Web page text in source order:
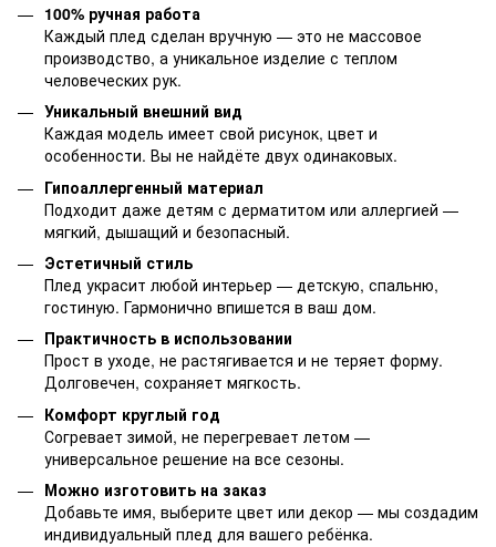
100% ручная работа
Каждый плед сделан вручную — это не массовое
производство, а уникальное изделие с теплом
человеческих рук.
Уникальный внешний вид
Каждая модель имеет свой рисунок, цвет и
особенности. Вы не найдёте двух одинаковых.
Гипоаллергенный материал
Подходит даже детям с дерматитом или аллергией —
мягкий, дышащий и безопасный.
Эстетичный стиль
Плед украсит любой интерьер — детскую, спальню,
гостиную. Гармонично впишется в ваш дом.
Практичность в использовании
Прост в уходе, не растягивается и не теряет форму.
Долговечен, сохраняет мягкость.
Комфорт круглый год
Согревает зимой, не перегревает летом —
универсальное решение на все сезоны.
Можно изготовить на заказ
Добавьте имя, выберите цвет или декор — мы создадим
индивидуальный плед для вашего ребёнка.